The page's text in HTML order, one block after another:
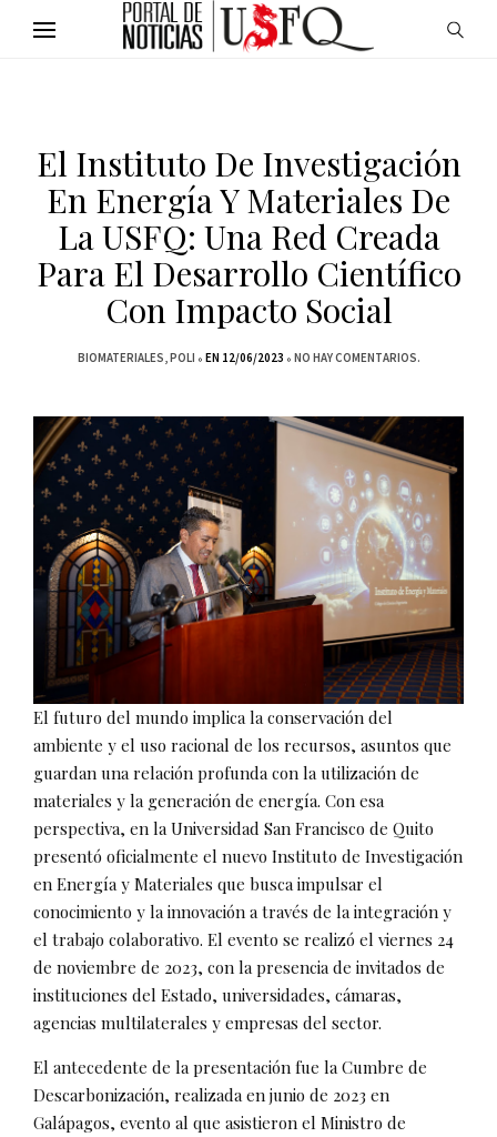
El Instituto De Investigación
En Energía Y Materiales De
La USFQ: Una Red Creada
Para El Desarrollo Científico
Con Impacto Social
BIOMATERIALES POLI EN 12/06/2023 NO HAY COMENTARIOS.
El futuro del mundo implica la conservación del
ambiente y el uso racional de los recursos, asuntos que
guardan una relación profunda con la utilización de
materiales y la generación de energía. Con esa
perspectiva, en la Universidad San Francisco de Quito
presentó oficialmente el nuevo Instituto de Investigación
en Energía y Materiales que busca impulsar el
conocimiento y la innovación a través de la integración y
el trabajo colaborativo. El evento se realizó el viernes 24
de noviembre de 2023, con la presencia de invitados de
instituciones del Estado, universidades, cámaras,
agencias multilaterales y empresas del sector.
El antecedente de la presentación fue la Cumbre de
Descarbonización, realizada en junio de 2023 en
Galápagos, evento al que asistieron el Ministro de